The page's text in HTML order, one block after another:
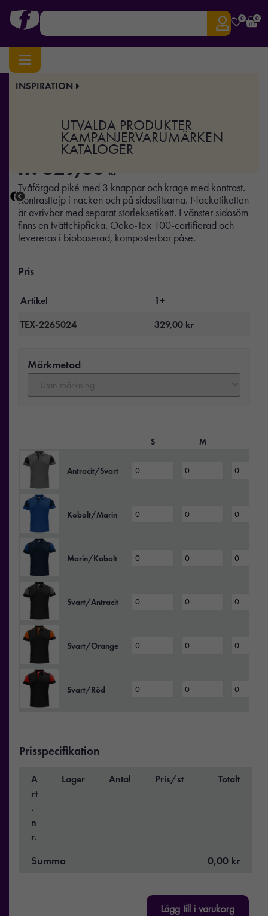
0 0
INSPIRATION
UTVALDA PRODUKTER
KAMPANJERVARUMÄRKEN
KATALOGER
Hem/Profilkläder/Piké
Prime Polo
fr. 329,00 kr
Tvåfärgad piké med 3 knappar och krage med kontrast.
Kontrasttejp i nacken och på sidoslitsarna. Nacketiketten
är avrivbar med separat storleksetikett. I vänster sidosöm
finns en tvättchipficka. Oeko-Tex 100-certifierad och
levereras i biobaserad, komposterbar påse.
Pris
Artikel
1+
TEX-2265024
329,00 kr
Märkmetod
S M
Antracit/Svart
Kobolt/Marin
Marin/Kobolt
Svart/Antracit
Svart/Orange
Svart/Röd
Prisspecifikation
A
rt
.
n
r.
Lager Antal Pris/st Totalt
Summa 0,00 kr
Lägg till i varukorg